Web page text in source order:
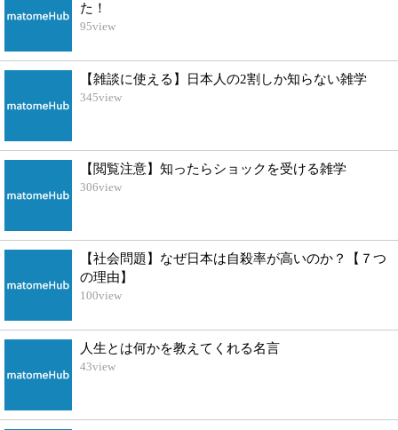
た！
95view
【雑談に使える】日本人の2割しか知らない雑学
345view
【閲覧注意】知ったらショックを受ける雑学
306view
【社会問題】なぜ日本は自殺率が高いのか？【７つ
の理由】
100view
人生とは何かを教えてくれる名言
43view